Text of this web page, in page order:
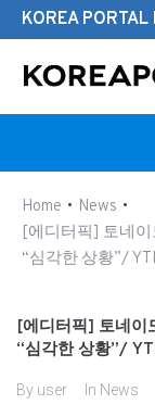
KOREA PORTAL
Home • News •
[에디터픽] 토네
“심각한 상황”/
[에디터픽] 토네이
“심각한 상황”/
By user In News